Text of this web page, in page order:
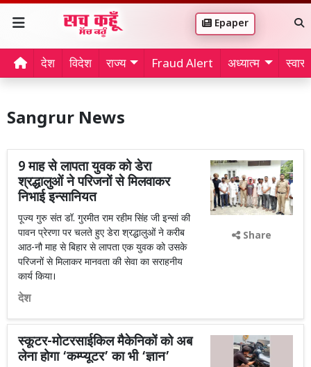
Epaper
देश विदेश राज्य Fraud Alert अध्यात्म
Sangrur News
9 माह से लापता युवक को डेरा
श्रद्धालुओं ने परिजनों से मिलवाकर
निभाई इन्सानियत
पूज्य गुरु संत डॉ. गुरमीत राम रहीम सिंह जी इन्सां की
पावन प्रेरणा पर चलते हुए डेरा श्रद्धालुओं ने करीब
आठ-नौ माह से बिहार से लापता एक युवक को उसके
परिजनों से मिलाकर मानवता की सेवा का सराहनीय
कार्य किया।
देश
Share
स्कूटर-मोटरसाईकिल मैकेनिकों को अब
लेना होगा ‘कम्प्यूटर’ का भी ‘ज्ञान’